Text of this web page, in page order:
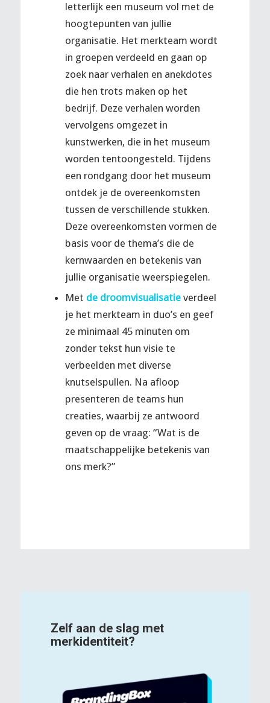
letterlijk een museum vol met de
hoogtepunten van jullie
organisatie. Het merkteam wordt
in groepen verdeeld en gaan op
zoek naar verhalen en anekdotes
die hen trots maken op het
bedrijf. Deze verhalen worden
vervolgens omgezet in
kunstwerken, die in het museum
worden tentoongesteld. Tijdens
een rondgang door het museum
ontdek je de overeenkomsten
tussen de verschillende stukken.
Deze overeenkomsten vormen de
basis voor de thema’s die de
kernwaarden en betekenis van
jullie organisatie weerspiegelen.
Met de droomvisualisatieverdeel
je het merkteam in duo’s en geef
ze minimaal 45 minuten om
zonder tekst hun visie te
verbeelden met diverse
knutselspullen. Na afloop
presenteren de teams hun
creaties, waarbij ze antwoord
geven op de vraag: “Wat is de
maatschappelijke betekenis van
ons merk?”
Zelf aan de slag met
merkidentiteit?